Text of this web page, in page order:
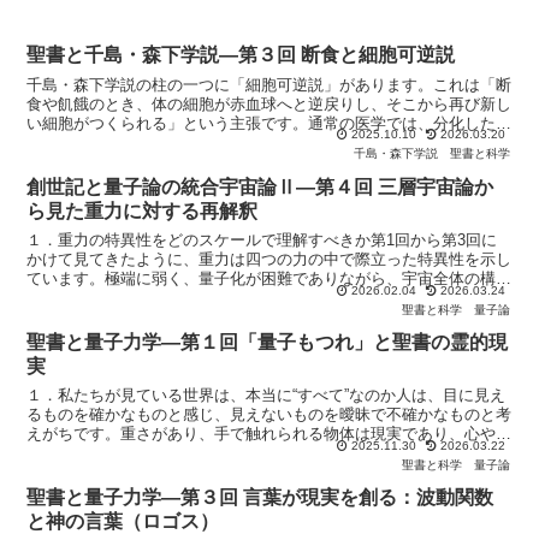
聖書と千島・森下学説―第３回 断食と細胞可逆説
千島・森下学説の柱の一つに「細胞可逆説」があります。これは「断
食や飢餓のとき、体の細胞が赤血球へと逆戻りし、そこから再び新し
い細胞がつくられる」という主張です。通常の医学では、分化した細
胞は不可逆的であるとされますが、千島学説はそれを覆し、...
2025.10.10
2026.03.20
千島・森下学説
聖書と科学
創世記と量子論の統合宇宙論Ⅱ―第４回 三層宇宙論か
ら見た重力に対する再解釈
１．重力の特異性をどのスケールで理解すべきか第1回から第3回に
かけて見てきたように、重力は四つの力の中で際立った特異性を示し
ています。極端に弱く、量子化が困難でありながら、宇宙全体の構造
を決定しているという逆説的な性質をもっています。これら...
2026.02.04
2026.03.24
聖書と科学
量子論
聖書と量子力学―第１回「量子もつれ」と聖書の霊的現
実
１．私たちが見ている世界は、本当に“すべて”なのか人は、目に見え
るものを確かなものと感じ、見えないものを曖昧で不確かなものと考
えがちです。重さがあり、手で触れられる物体は現実であり、心や霊
のような目に見えない領域は、どこか抽象的で実体がない...
2025.11.30
2026.03.22
聖書と科学
量子論
聖書と量子力学―第３回 言葉が現実を創る：波動関数
と神の言葉（ロゴス）